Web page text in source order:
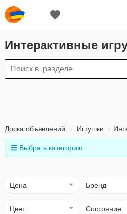
Интерактивные
Доска объявлений Игрушки
Выбрать категорию
Цена Бренд
Цвет Состояние